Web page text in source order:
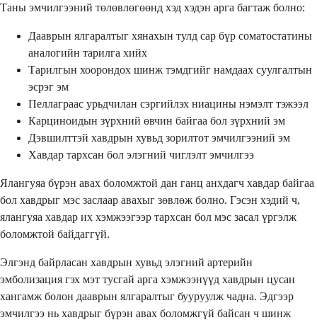
Таны эмчилгээний төлөвлөгөөнд хэд хэдэн арга багтаж болно:
Дааврын ялгаралтыг хянахын тулд сар бүр соматостатины
аналогийн тарилга хийх
Тарилгын хоорондох шинж тэмдгийг намдаах суулгалтын
эсрэг эм
Пеллаграас урьдчилан сэргийлэх ниацины нэмэлт тэжээл
Карциноидын зүрхний өвчин байгаа бол зүрхний эм
Дэвшилттэй хавдрын хувьд зорилтот эмчилгээний эм
Хавдар тархсан бол элэгний чиглэлт эмчилгээ
Ялангуяа бүрэн авах боломжтой дан ганц анхдагч хавдар байгаа
бол хавдрыг мэс заслаар авахыг зөвлөж болно. Гэсэн хэдий ч,
ялангуяа хавдар их хэмжээгээр тархсан бол мэс засал үргэлж
боломжтой байдаггүй.
Элгэнд байрласан хавдрын хувьд элэгний артерийн
эмболизация гэх мэт тусгай арга хэмжээнүүд хавдрын цусан
хангамж болон дааврын ялгаралтыг бууруулж чадна. Эдгээр
эмчилгээ нь хавдрыг бүрэн авах боломжгүй байсан ч шинж